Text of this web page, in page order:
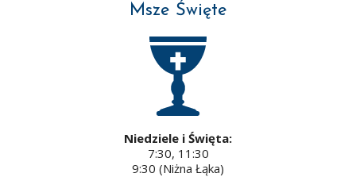
Msze Święte
Niedziele i Święta:
7:30, 11:30
9:30 (Niżna Łąka)